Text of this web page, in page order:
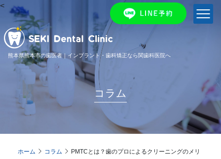
熊本県熊本市の歯医者｜インプラント・歯科矯正なら関歯科医院へ
コラム
<
ホーム コラム
PMTCとは？歯のプロによるクリーニングのメリ